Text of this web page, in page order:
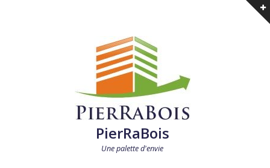
PierRaBois
Une palette d'envie